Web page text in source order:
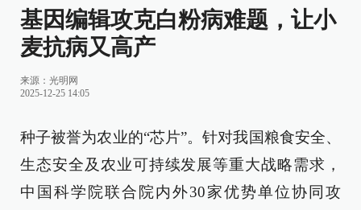
​基因编辑攻克白粉病难题，让小
麦抗病又高产
来源： 光明网
2025-12-25 14:05
种子被誉为农业的“芯片”。针对我国粮食安全、
生态安全及农业可持续发展等重大战略需求，
中国科学院联合院内外30家优势单位协同攻